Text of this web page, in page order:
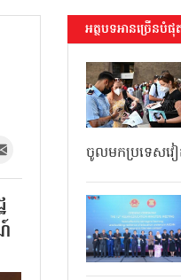
អត្ថបទអានច្រើនបំផុ
ចូលមកប្រទេសវ